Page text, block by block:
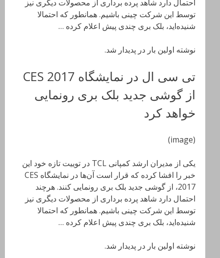
احتمال دارد شاهد پرده برداری از محصولات دیگری نیز
توسط این شرکت چینی باشیم. همانطور که احتمالا
شنیده‌اید، بلک بری چندی پیش اعلام کرده …
نوشته اولین بار در پدیدار شد.
تی سی ال در نمایشگاه CES 2017
از گوشی جدید بلک بری رونمایی
خواهد کرد
(image)
یکی از مدیران ارشد کمپانی TCL در توییت تازه خود این
خبر را افشا کرده که قرار است آن‌ها در نمایشگاه CES
2017، از گوشی جدید بلک بری رونمایی کنند. هرچند
احتمال دارد شاهد پرده برداری از محصولات دیگری نیز
توسط این شرکت چینی باشیم. همانطور که احتمالا
شنیده‌اید، بلک بری چندی پیش اعلام کرده …
نوشته اولین بار در پدیدار شد.